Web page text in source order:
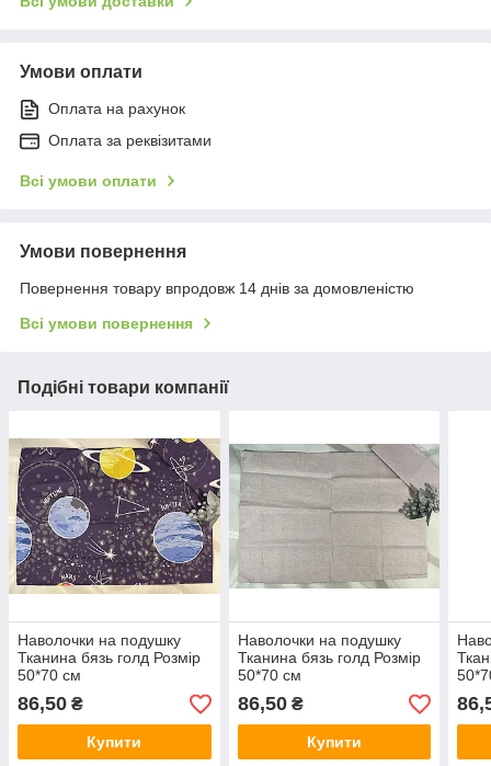
Умови оплати
Оплата на рахунок
Оплата за реквізитами
Всі умови оплати
Умови повернення
Повернення товару впродовж 14 днів за домовленістю
Всі умови повернення
Подібні товари компанії
Наволочки на подушку
Тканина бязь голд Розмір
50*70 см
86,50 ₴
Купити
Наволочки на подушку
Тканина бязь голд Розмір
50*70 см
86,50₴
Купити